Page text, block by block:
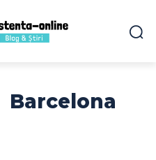
Barcelona